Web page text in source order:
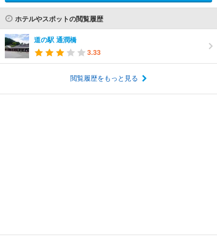
ホテルやスポットの閲覧履歴
道の駅 通潤橋
3.33
閲覧履歴をもっと見る